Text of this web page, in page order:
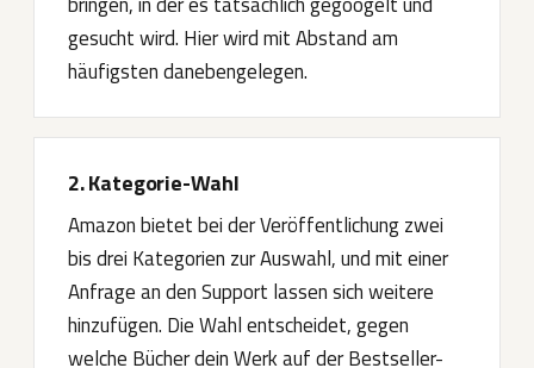
gesucht wird. Hier wird mit Abstand am
häufigsten danebengelegen.
2. Kategorie-Wahl
Amazon bietet bei der Veröffentlichung zwei
bis drei Kategorien zur Auswahl, und mit einer
Anfrage an den Support lassen sich weitere
hinzufügen. Die Wahl entscheidet, gegen
welche Bücher dein Werk auf der Bestseller-